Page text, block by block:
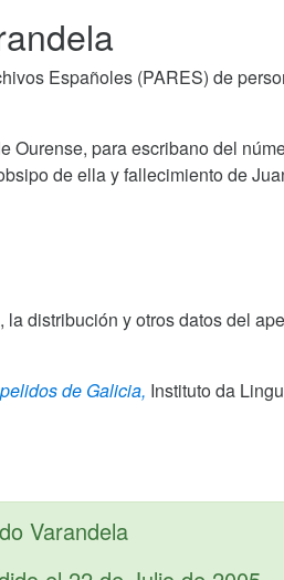
Españoles (PARES) de
Ourense, para escribano del
de ella y fallecimiento de
distribución y otros datos del
de Galicia, Instituto da
Varandela